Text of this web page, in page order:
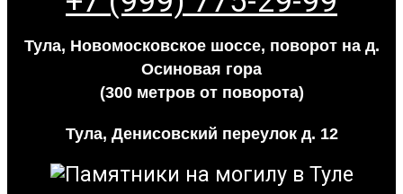
Тула, Новомосковское шоссе, поворот на д.
Осиновая гора
(300 метров от поворота)
Тула, Денисовский переулок д. 12